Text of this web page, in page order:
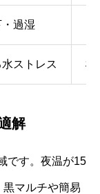
過湿
ストレス 極
解
です。夜温が15
マルチや簡易